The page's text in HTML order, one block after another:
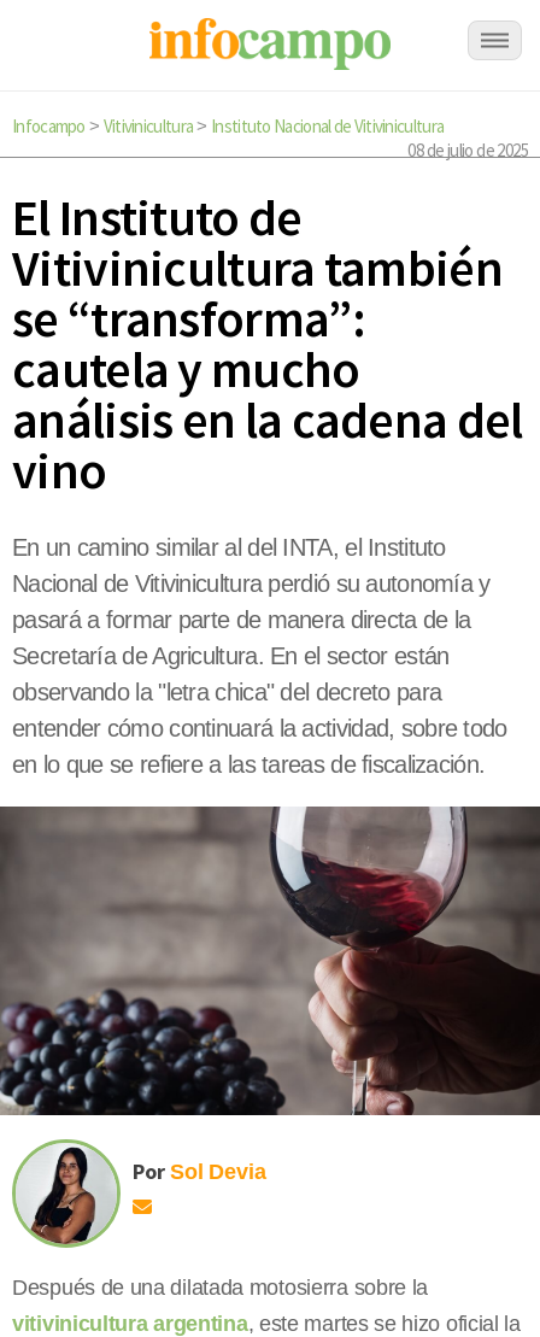
Infocampo > Vitivinicultura> Instituto Nacional de Vitivinicultura
08 de julio de 2025
El Instituto de
Vitivinicultura también
se “transforma”:
cautela y mucho
análisis en la cadena del
vino
En un camino similar al del INTA, el Instituto
Nacional de Vitivinicultura perdió su autonomía y
pasará a formar parte de manera directa de la
Secretaría de Agricultura. En el sector están
observando la "letra chica" del decreto para
entender cómo continuará la actividad, sobre todo
en lo que se refiere a las tareas de fiscalización.
Por Sol Devia
Después de una dilatada motosierra sobre la
vitivinicultura argentina, este martes se hizo oficial la